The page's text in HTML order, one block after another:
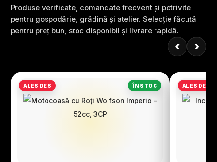
Produse verificate, comandate frecvent și potrivite
pentru gospodărie, grădină și atelier. Selecție făcută
pentru preț bun, stoc disponibil și livrare rapidă.
‹ ›